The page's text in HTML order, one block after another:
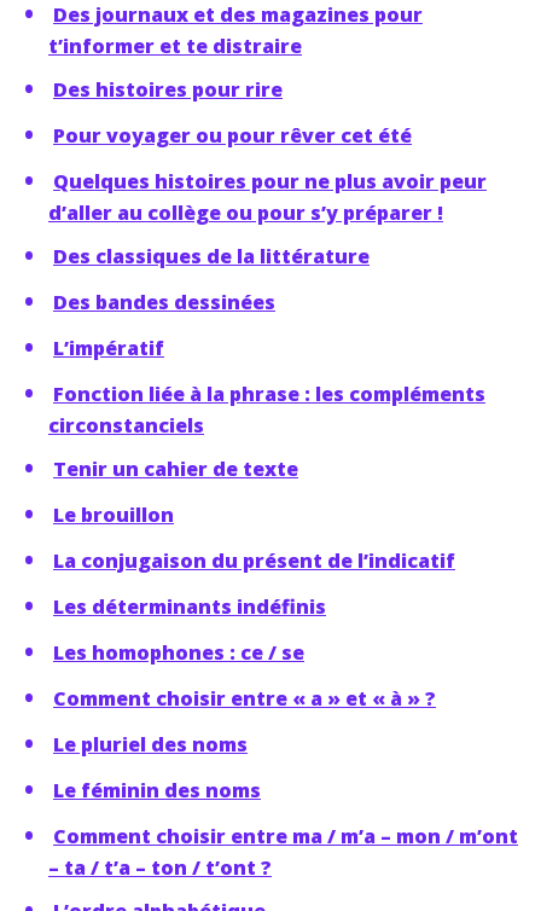
Des journaux et des magazines pour
t’informer et te distraire
Des histoires pour rire
Pour voyager ou pour rêver cet été
Quelques histoires pour ne plus avoir peur
d’aller au collège ou pour s’y préparer !
Des classiques de la littérature
Des bandes dessinées
L’impératif
Fonction liée à la phrase : les compléments
circonstanciels
Tenir un cahier de texte
Le brouillon
La conjugaison du présent de l’indicatif
Les déterminants indéfinis
Les homophones : ce / se
Comment choisir entre « a » et « à » ?
Le pluriel des noms
Le féminin des noms
Comment choisir entre ma / m’a – mon / m’ont
– ta / t’a – ton / t’ont ?